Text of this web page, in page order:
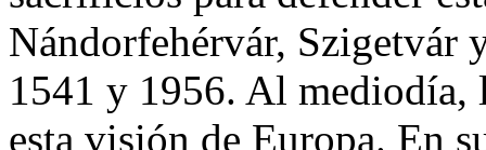
Nándorfehérvár, Szigetvár
1541 y 1956. Al mediodía,
esta visión de Europa. En